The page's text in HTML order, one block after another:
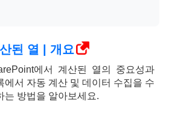
된 열 | 개요
에서 계산된 열의 중요성과
에서 자동 계산 및 데이터 수집을 수
는 방법을 알아보세요.